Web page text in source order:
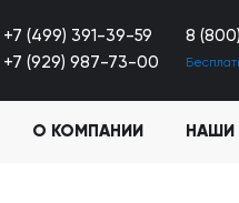
+7 (499) 391-39-59
8
+7 (929) 987-73-00
О КОМПАНИИ НАШИ